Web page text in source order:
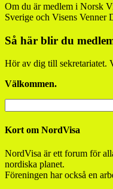
Om du är medlem i Norsk
Sverige och Visens Venner
Så här blir du
Hör av dig till sekretariatet.
Välkommen.
Kort om NordVisa
NordVisa är ett forum för
nordiska planet.
Föreningen har också en